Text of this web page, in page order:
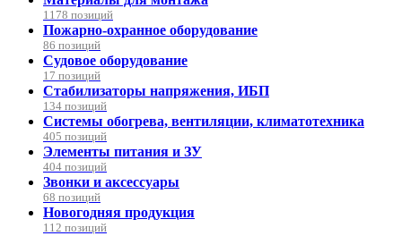
1178 позиций
Пожарно-охранное оборудование
86 позиций
Судовое оборудование
17 позиций
Стабилизаторы напряжения, ИБП
134 позиций
Системы обогрева, вентиляции, климатотехника
405 позиций
Элементы питания и ЗУ
404 позиций
Звонки и аксессуары
68 позиций
Новогодняя продукция
112 позиций